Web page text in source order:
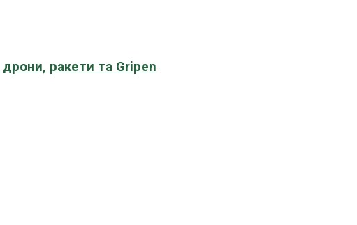
дрони, ракети та Gripen